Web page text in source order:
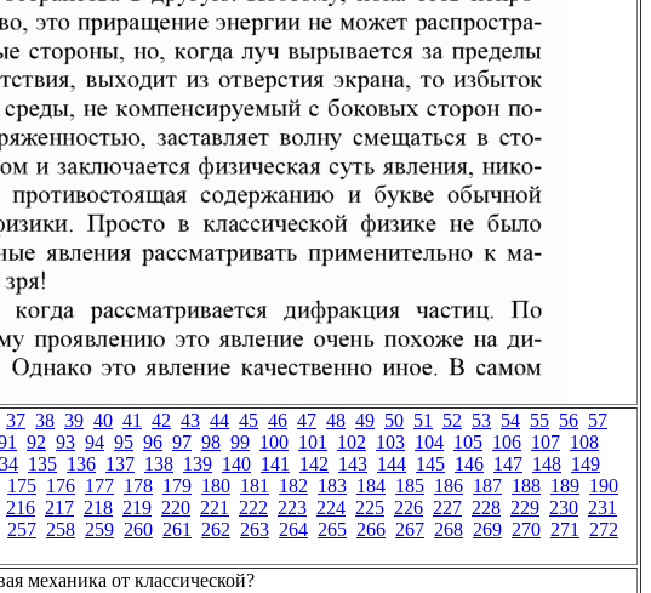
37 38 39 40 41 42 43 44 45 46 47 48 49 50 51 52 53 54 55 56 57
92 93 94 95 96 97 98 99 100 101 102 103 104 105 106 107 108
135 136 137 138 139 140 141 142 143 144 145 146 147 148 149
175 176 177 178 179 180 181 182 183 184 185 186 187 188 189 190
216 217 218 219 220 221 222 223 224 225 226 227 228 229 230 231
257 258 259 260 261 262 263 264 265 266 267 268 269 270 271 272
механика от классической?